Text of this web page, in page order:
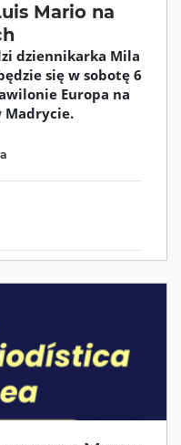
Mario na
dziennikarka Mila
się w sobotę 6
Europa na
Madrycie.